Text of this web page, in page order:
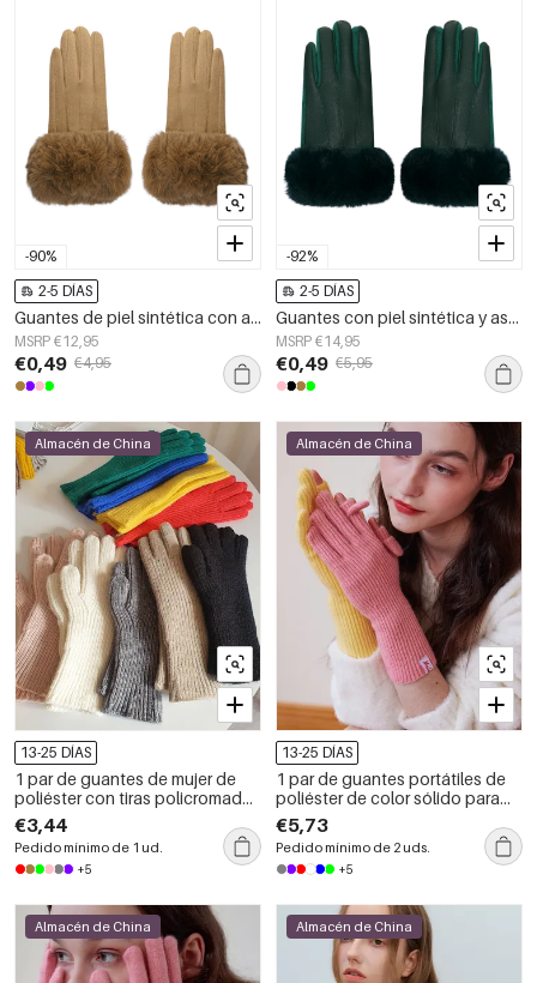
-90%
2-5 DÍAS
Guantes de piel sintética con aspecto de ante Camel Poliéster One size
MSRP €12,95
€0,49 €4,95
-92%
2-5 DÍAS
Guantes con piel sintética y aspecto de cuero. Verde Poliéster One size
MSRP €14,95
€0,49 €5,95
Almacén de China
13-25 DÍAS
1 par de guantes de mujer de
poliéster con tiras policromadas
simples
€3,44
Pedido mínimo de 1 ud.
+5
Almacén de China
13-25 DÍAS
1 par de guantes portátiles de
poliéster de color sólido para
mujer
€5,73
Pedido mínimo de 2 uds.
+5
Almacén de China Almacén de China